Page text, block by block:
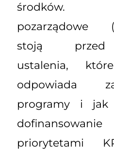
środków.
pozarządowe
stoją przed
ustalenia,
odpowiada
programy i jak
priorytetami